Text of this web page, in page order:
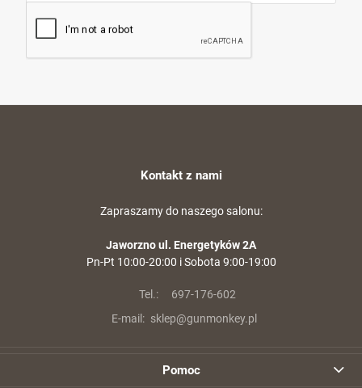
Kontakt z nami
Zapraszamy do naszego salonu:
Jaworzno ul. Energetyków 2A
Pn-Pt 10:00-20:00 i Sobota 9:00-19:00
Tel.:
697-176-602
E-mail: sklep@gunmonkey.pl
Pomoc